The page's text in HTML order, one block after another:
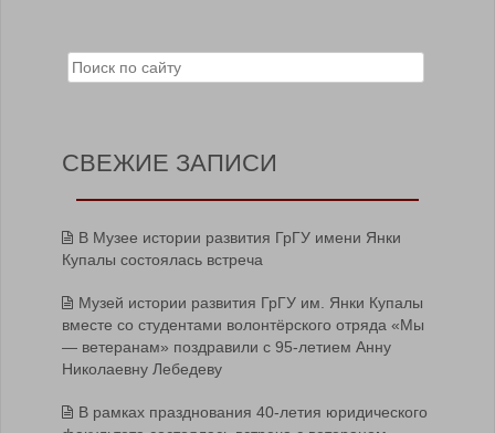
Search for:
СВЕЖИЕ ЗАПИСИ
В Музее истории развития ГрГУ имени Янки
Купалы состоялась встреча
Музей истории развития ГрГУ им. Янки Купалы
вместе со студентами волонтёрского отряда «Мы
— ветеранам» поздравили с 95-летием Анну
Николаевну Лебедеву
В рамках празднования 40-летия юридического